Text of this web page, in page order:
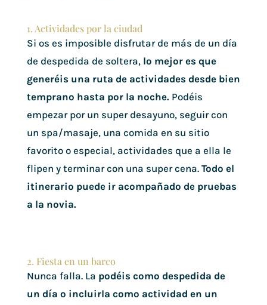
1. Actividades por la ciudad
Si os es imposible disfrutar de más de un día
de despedida de soltera, lo mejor es que
generéis una ruta de actividades desde bien
temprano hasta por la noche.Podéis
empezar por un super desayuno, seguir con
un spa/masaje, una comida en su sitio
favorito o especial, actividades que a ella le
flipen y terminar con una super cena. Todo el
itinerario puede ir acompañado de pruebas
a la novia.
2. Fiesta en un barco
Nunca falla. La podéis como despedida de
un día o incluirla como actividad en un